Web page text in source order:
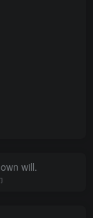
will.